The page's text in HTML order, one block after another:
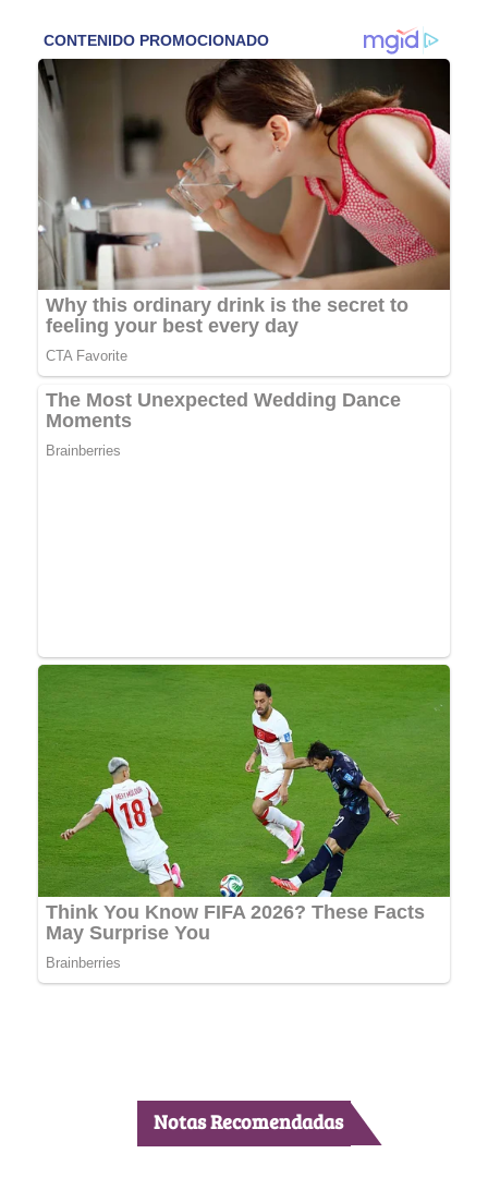
Notas Recomendadas